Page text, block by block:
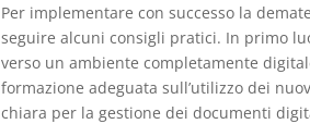
Per implementare con successo la
seguire alcuni consigli pratici. In primo
verso un ambiente completamente
formazione adeguata sull’utilizzo dei
chiara per la gestione dei documenti